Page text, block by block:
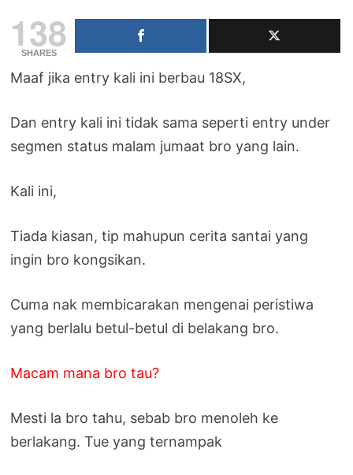
138
SHARES
Maaf jika entry kali ini berbau 18SX,
Dan entry kali ini tidak sama seperti entry under
segmen status malam jumaat bro yang lain.
Kali ini,
Tiada kiasan, tip mahupun cerita santai yang
ingin bro kongsikan.
Cuma nak membicarakan mengenai peristiwa
yang berlalu betul-betul di belakang bro.
Macam mana bro tau?
Mesti la bro tahu, sebab bro menoleh ke
berlakang. Tue yang ternampak